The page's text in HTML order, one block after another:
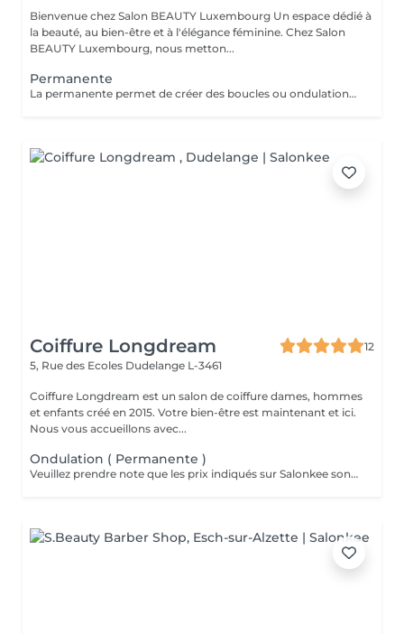
Bienvenue chez Salon BEAUTY Luxembourg Un espace dédié à
la beauté, au bien-être et à l'élégance féminine. Chez Salon
BEAUTY Luxembourg, nous metton...
Permanente
La permanente permet de créer des boucles ou ondulations durables tout en apportant du volume et du mouvement aux cheveux. Après un diagnostic personnalisé, la technique est adaptée à votre type de cheveux et au résultat souhaité. Le résultat dure généralement 2 à 3 mois selon la nature du cheveu et l'entretien. Disponible pour cheveux courts, mi-longs et longs. Supplément possible pour cheveux très longs ou très épais. Veuillez prendre note que les prix indiqués sur Salonkee sont communiqués à titre informatif et s'entendent de base. Ces derniers sont susceptibles de varier selon le diagnostic réalisé à votre arrivée au salon et l'expertise du professionnel à qui vous confiez votre beauté. Dans tous les cas, un devis précis vous sera proposé et toutes réalisations de prestations seront effectuées avec votre accord. Un grand merci d'avance pour votre compréhension. Au plaisir de vous recevoir très vite.
Coiffure Longdream
12
5, Rue des Ecoles Dudelange L-3461
Coiffure Longdream est un salon de coiffure dames, hommes
et enfants créé en 2015. Votre bien-être est maintenant et ici.
Nous vous accueillons avec...
Ondulation ( Permanente )
Veuillez prendre note que les prix indiqués sur Salonkee sont communiqués à titre informatif et s'entendent de base. Ces derniers sont susceptibles de varier selon le diagnostic réalisé à votre arrivée au salon et l'expertise du professionnel à qui vous confiez votre beauté. Dans tous les cas, un devis précis vous sera proposé et toutes réalisations de prestations seront effectuées avec votre accord. Un grand merci d'avance pour votre compréhension. Au plaisir de vous recevoir très vite.